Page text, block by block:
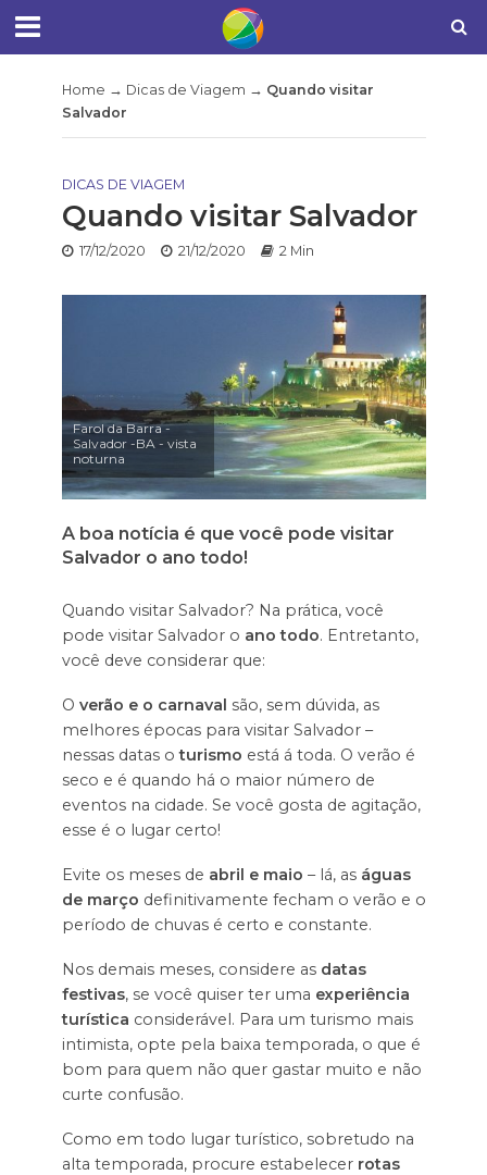
Home → Dicas de Viagem → Quando visitar
Salvador
DICAS DE VIAGEM
Quando visitar Salvador
17/12/2020 21/12/2020 2 Min
Farol da Barra -
Salvador -BA - vista
noturna
A boa notícia é que você pode visitar
Salvador o ano todo!
Quando visitar Salvador? Na prática, você
pode visitar Salvador o ano todo. Entretanto,
você deve considerar que:
O verão e o carnaval são, sem dúvida, as
melhores épocas para visitar Salvador –
nessas datas oturismo está á toda. O verão é
seco e é quando há o maior número de
eventos na cidade. Se você gosta de agitação,
esse é o lugar certo!
Evite os meses de abril e maio – lá, as águas
de março definitivamente fecham o verão e o
período de chuvas é certo e constante.
Nos demais meses, considere as datas
festivas, se você quiser ter uma experiência
turística considerável. Para um turismo mais
intimista, opte pela baixa temporada, o que é
bom para quem não quer gastar muito e não
curte confusão.
Como em todo lugar turístico, sobretudo na
alta temporada, procure estabelecer rotas